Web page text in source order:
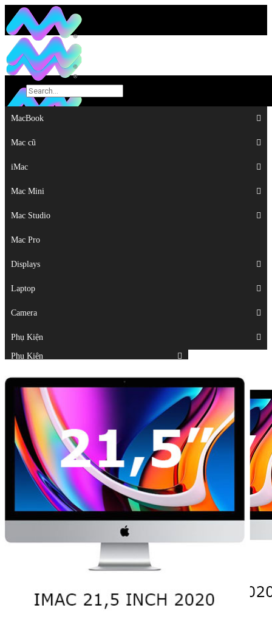
MacBook
Mac cũ
iMac
Mac Mini
Mac Studio
Mac Pro
Displays
Laptop
Camera
Phụ Kiện
MacBook
Mac cũ
iMac
Mac Mini
Mac Studio
Mac Pro
Displays
Laptop
Camera
Phụ Kiện
Top